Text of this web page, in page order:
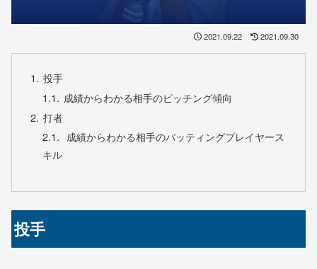
2021.09.22 2021.09.30
投手
成績からわかる相手のピッチング傾向
打者
成績からわかる相手のバッティングプレイヤース
キル
投手